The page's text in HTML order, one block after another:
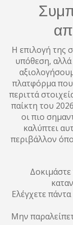
Η επιλογή της
υπόθεση, αλλά
πλατφόρμα
περιττά
παίκτη του
οι πιο
καλύπτει
περιβάλλον
Ελέγχετε
Μην